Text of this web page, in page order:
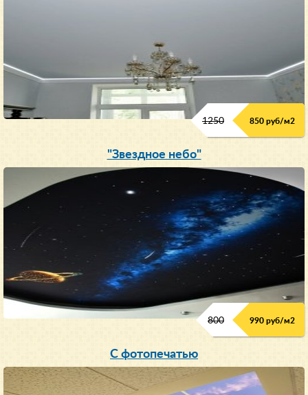
1250 850 руб/м2
"Звездное небо"
800 990 руб/м2
С фотопечатью